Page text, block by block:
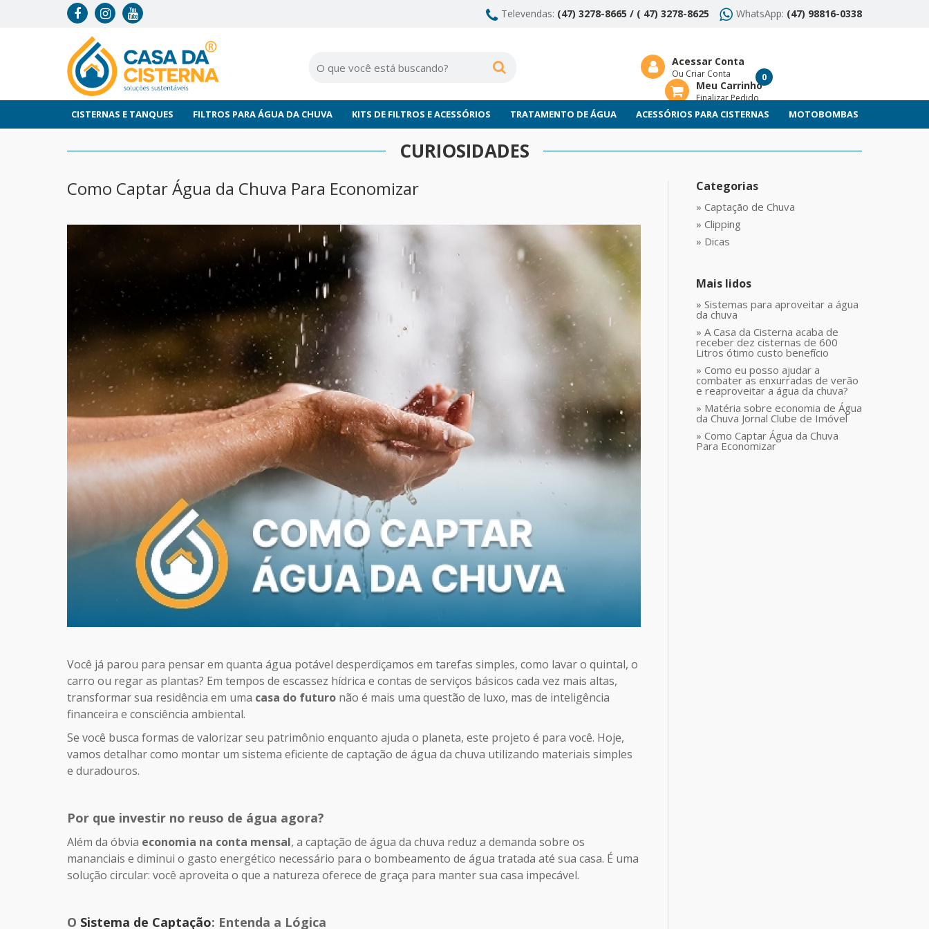
Televendas: (47) 3278-8665 / ( 47) 3278-8625 WhatsApp: (47) 98816-0338
Acessar Conta
Ou Criar Conta 0
Meu Carrinho
Finalizar Pedido
CISTERNAS E TANQUES FILTROS PARA ÁGUA DA CHUVA KITS DE FILTROS E ACESSÓRIOS TRATAMENTO DE ÁGUA ACESSÓRIOS PARA CISTERNAS MOTOBOMBAS
CURIOSIDADES
Como Captar Água da Chuva Para Economizar
Você já parou para pensar em quanta água potável desperdiçamos em tarefas simples, como lavar o quintal, o
carro ou regar as plantas? Em tempos de escassez hídrica e contas de serviços básicos cada vez mais altas,
transformar sua residência em uma casa do futuro não é mais uma questão de luxo, mas de inteligência
financeira e consciência ambiental.
Se você busca formas de valorizar seu patrimônio enquanto ajuda o planeta, este projeto é para você. Hoje,
vamos detalhar como montar um sistema eficiente de captação de água da chuva utilizando materiais simples
e duradouros.
Por que investir no reuso de água agora?
Além da óbvia economia na conta mensal, a captação de água da chuva reduz a demanda sobre os
mananciais e diminui o gasto energético necessário para o bombeamento de água tratada até sua casa. É uma
solução circular: você aproveita o que a natureza oferece de graça para manter sua casa impecável.
O Sistema de Captação: Entenda a Lógica
Categorias
» Captação de Chuva
» Clipping
» Dicas
Mais lidos
» Sistemas para aproveitar a água
da chuva
» A Casa da Cisterna acaba de
receber dez cisternas de 600
Litros ótimo custo benefício
» Como eu posso ajudar a
combater as enxurradas de verão
e reaproveitar a água da chuva?
» Matéria sobre economia de Água
da Chuva Jornal Clube de Imóvel
» Como Captar Água da Chuva
Para Economizar